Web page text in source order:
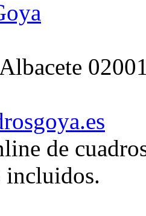
de
incluidos.